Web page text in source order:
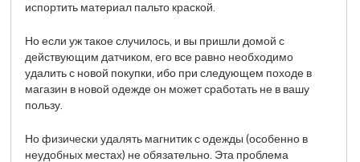
испортить материал пальто краской.
Но если уж такое случилось, и вы пришли домой с
действующим датчиком, его все равно необходимо
удалить с новой покупки, ибо при следующем походе в
магазин в новой одежде он может сработать не в вашу
пользу.
Но физически удалять магнитик с одежды (особенно в
неудобных местах) не обязательно. Эта проблема